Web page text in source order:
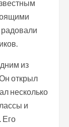
из
открыл
несколько
и
Его